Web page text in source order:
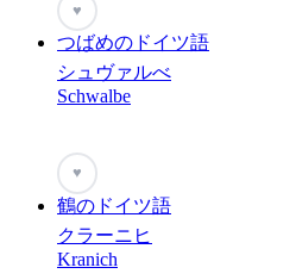
♥
つばめのドイツ語
シュヴァルべ
Schwalbe
♥
鶴のドイツ語
クラーニヒ
Kranich